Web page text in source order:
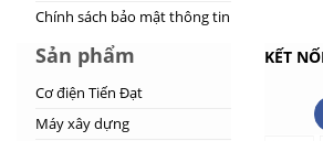
Chính sách bảo mật thông tin
Sản phẩm
Cơ điện Tiến Đạt
Máy xây dựng
KẾT